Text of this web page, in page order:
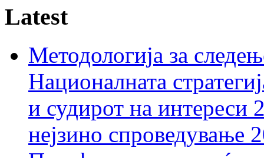
Latest
Методологија за
Националната
и судирот на интереси
нејзино спроведување